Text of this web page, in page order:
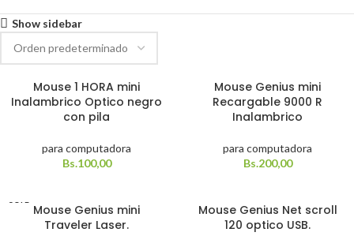
Show sidebar
Mouse 1 HORA mini
Inalambrico Optico negro
con pila
para computadora
Bs.100,00
Mouse Genius mini
Recargable 9000 R
Inalambrico
para computadora
Bs.200,00
SOLD Mouse Genius mini
Traveler Laser.
Mouse Genius Net scroll
120 optico USB.